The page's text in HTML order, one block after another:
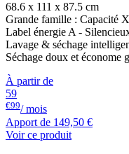
68.6 x 111 x 87.5 cm
Grande famille : Capacité
Label énergie A -
Lavage & séchage
Séchage doux et économe
À partir de
59
€99/ mois
Apport de 149,50 €
Voir ce produit